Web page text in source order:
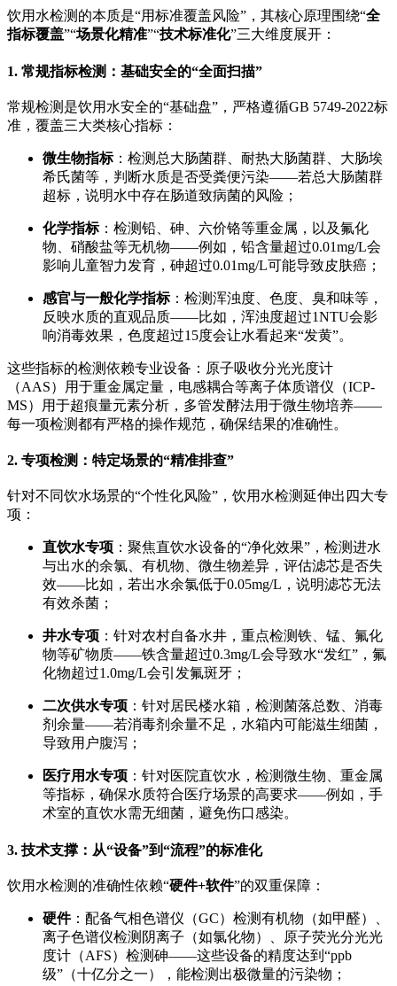
饮用水检测的本质是“用标准覆盖风险”，其核心原理围绕“全
指标覆盖”“场景化精准”“技术标准化”三大维度展开：
1. 常规指标检测：基础安全的“全面扫描”
常规检测是饮用水安全的“基础盘”，严格遵循GB 5749-2022标
准，覆盖三大类核心指标：
微生物指标：检测总大肠菌群、耐热大肠菌群、大肠埃
希氏菌等，判断水质是否受粪便污染——若总大肠菌群
超标，说明水中存在肠道致病菌的风险；
化学指标：检测铅、砷、六价铬等重金属，以及氟化
物、硝酸盐等无机物——例如，铅含量超过0.01mg/L会
影响儿童智力发育，砷超过0.01mg/L可能导致皮肤癌；
感官与一般化学指标：检测浑浊度、色度、臭和味等，
反映水质的直观品质——比如，浑浊度超过1NTU会影
响消毒效果，色度超过15度会让水看起来“发黄”。
这些指标的检测依赖专业设备：原子吸收分光光度计
（AAS）用于重金属定量，电感耦合等离子体质谱仪（ICP-
MS）用于超痕量元素分析，多管发酵法用于微生物培养——
每一项检测都有严格的操作规范，确保结果的准确性。
2. 专项检测：特定场景的“精准排查”
针对不同饮水场景的“个性化风险”，饮用水检测延伸出四大专
项：
直饮水专项 ：聚焦直饮水设备的“净化效果”，检测进水
与出水的余氯、有机物、微生物差异，评估滤芯是否失
效——比如，若出水余氯低于0.05mg/L，说明滤芯无法
有效杀菌；
井水专项 ：针对农村自备水井，重点检测铁、锰、氟化
物等矿物质——铁含量超过0.3mg/L会导致水“发红”，氟
化物超过1.0mg/L会引发氟斑牙；
二次供水专项 ：针对居民楼水箱，检测菌落总数、消毒
剂余量——若消毒剂余量不足，水箱内可能滋生细菌，
导致用户腹泻；
医疗用水专项 ：针对医院直饮水，检测微生物、重金属
等指标，确保水质符合医疗场景的高要求——例如，手
术室的直饮水需无细菌，避免伤口感染。
3. 技术支撑：从“设备”到“流程”的标准化
饮用水检测的准确性依赖“硬件+软件”的双重保障：
硬件：配备气相色谱仪（GC）检测有机物（如甲醛）、
离子色谱仪检测阴离子（如氯化物）、原子荧光分光光
度计（AFS）检测砷——这些设备的精度达到“ppb
级”（十亿分之一），能检测出极微量的污染物；